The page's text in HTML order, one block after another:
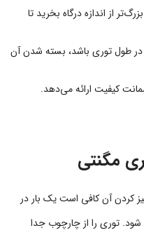
۵ تا ۱۰ سانتیمتر بزرگ‌تر از اندازه درگاه بخرید تا
در طول توری باشد، بسته شدن آن
کیفیت ارائه می‌دهد.
مگنتی
کردن آن کافی است یک بار در
توری را از چارچوب جدا